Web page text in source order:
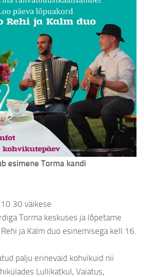
esimene Torma kandi
väikese
Torma keskuses ja lõpetame
ja Kalm duo esinemisega kell 16.
palju erinevaid kohvikuid nii
Lullikatkul, Vaiatus,